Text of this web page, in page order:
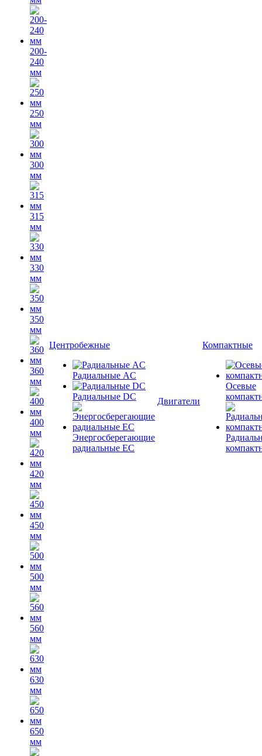
200-
240
мм
250
мм
300
мм
315
мм
330
мм
350
мм
360
мм
400
мм
420
мм
450
мм
500
мм
560
мм
630
мм
650
мм
Центробежные
Радиальные AC
Радиальные DC
Энергосберегающие
радиальные EC
Двигатели
Компактные
Осевые